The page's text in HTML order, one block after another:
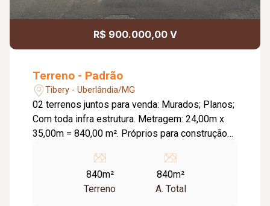
R$ 900.000,00 V
Terreno - Padrão
Tibery - Uberlândia/MG
02 terrenos juntos para venda: Murados; Planos;
Com toda infra estrutura. Metragem: 24,00m x
35,00m = 840,00 m². Próprios para construção
840m²
Terreno
840m²
A. Total